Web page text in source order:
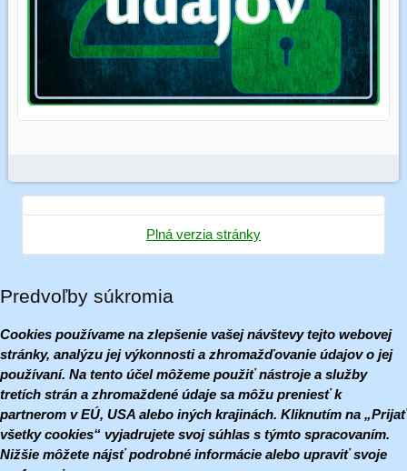
Plná verzia stránky
Predvoľby súkromia
Cookies používame na zlepšenie vašej návštevy tejto webovej
stránky, analýzu jej výkonnosti a zhromažďovanie údajov o jej
používaní. Na tento účel môžeme použiť nástroje a služby
tretích strán a zhromaždené údaje sa môžu preniesť k
partnerom v EÚ, USA alebo iných krajinách. Kliknutím na „Prijať
všetky cookies“ vyjadrujete svoj súhlas s týmto spracovaním.
Nižšie môžete nájsť podrobné informácie alebo upraviť svoje